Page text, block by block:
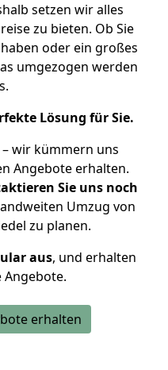
setzen wir alles
zu bieten. Ob Sie
oder ein großes
umgezogen werden
Lösung für Sie.
– wir kümmern uns
Angebote erhalten.
Sie uns noch
Umzug von
zu planen.
aus, und erhalten
Angebote.
erhalten